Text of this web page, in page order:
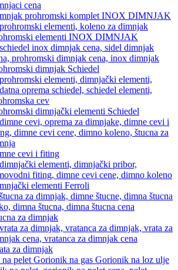
prohromski komplet INOX DIMNJAK
elementi INOX DIMNJAK
dimnjak Schiedel
dimnjački elementi Schiedel
cevi i fiting
elementi Ferroli
za dimnjak
za dimnjak
pelet Gorionik na gas Gorionik na loz ulje